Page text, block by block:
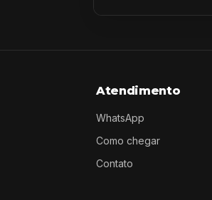
Atendimento
WhatsApp
Como chegar
Contato